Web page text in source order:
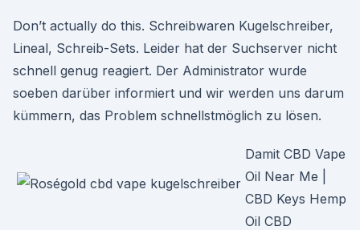
Don’t actually do this. Schreibwaren Kugelschreiber,
Lineal, Schreib-Sets. Leider hat der Suchserver nicht
schnell genug reagiert. Der Administrator wurde
soeben darüber informiert und wir werden uns darum
kümmern, das Problem schnellstmöglich zu lösen.
Damit CBD Vape
Oil Near Me |
CBD Keys Hemp
Oil CBD